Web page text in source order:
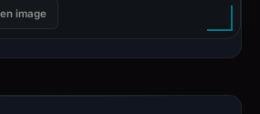
image